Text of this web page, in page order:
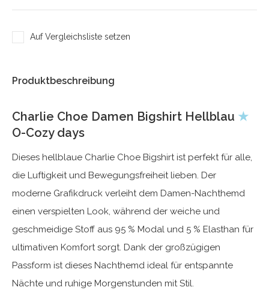
Auf Vergleichsliste setzen
Produktbeschreibung
Charlie Choe Damen Bigshirt Hellblau ★
O-Cozy days
Dieses hellblaue Charlie Choe Bigshirt ist perfekt für alle,
die Luftigkeit und Bewegungsfreiheit lieben. Der
moderne Grafikdruck verleiht dem Damen-Nachthemd
einen verspielten Look, während der weiche und
geschmeidige Stoff aus 95 % Modal und 5 % Elasthan für
ultimativen Komfort sorgt. Dank der großzügigen
Passform ist dieses Nachthemd ideal für entspannte
Nächte und ruhige Morgenstunden mit Stil.